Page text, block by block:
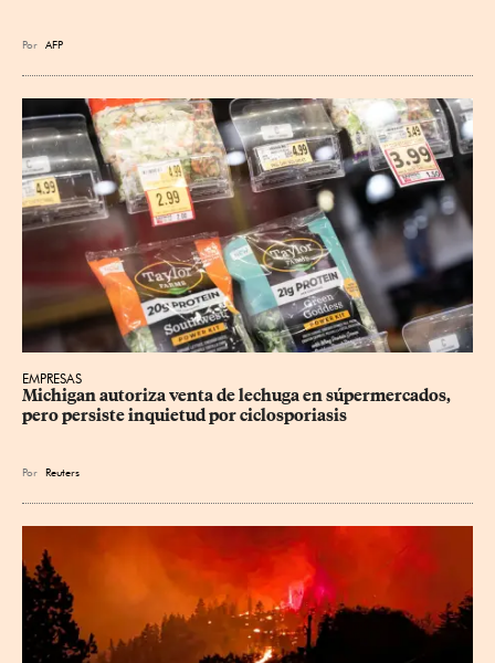
Por AFP
EMPRESAS
Michigan autoriza venta de lechuga en súpermercados,
pero persiste inquietud por ciclosporiasis
Por Reuters